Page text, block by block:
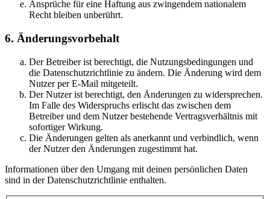
Ansprüche für eine Haftung aus zwingendem nationalem
Recht bleiben unberührt.
6. Änderungsvorbehalt
Der Betreiber ist berechtigt, die Nutzungsbedingungen und
die Datenschutzrichtlinie zu ändern. Die Änderung wird dem
Nutzer per E-Mail mitgeteilt.
Der Nutzer ist berechtigt, den Änderungen zu widersprechen.
Im Falle des Widerspruchs erlischt das zwischen dem
Betreiber und dem Nutzer bestehende Vertragsverhältnis mit
sofortiger Wirkung.
Die Änderungen gelten als anerkannt und verbindlich, wenn
der Nutzer den Änderungen zugestimmt hat.
Informationen über den Umgang mit deinen persönlichen Daten
sind in der Datenschutzrichtlinie enthalten.